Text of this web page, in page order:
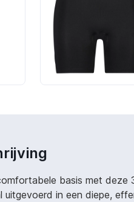
basis met deze
uitgevoerd in een diepe,